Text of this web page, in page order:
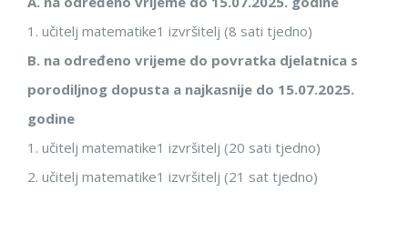
1. učitelj matematike1 izvršitelj (8 sati tjedno)
B. na određeno vrijeme do povratka djelatnica s
porodiljnog dopusta a najkasnije do 15.07.2025.
godine
1. učitelj matematike1 izvršitelj (20 sati tjedno)
2. učitelj matematike1 izvršitelj (21 sat tjedno)